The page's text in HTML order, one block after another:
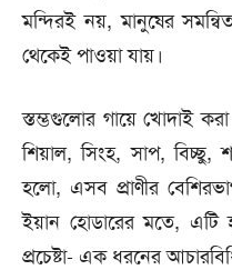
মন্দিরই নয়, মানুষের
থেকেই পাওয়া যায়।
স্তম্ভগুলোর গায়ে খোদাই
শিয়াল, সিংহ, সাপ,
হলো, এসব প্রাণীর
ইয়ান হোডারের মতে, এটি
প্রচেষ্টা- এক ধরনের